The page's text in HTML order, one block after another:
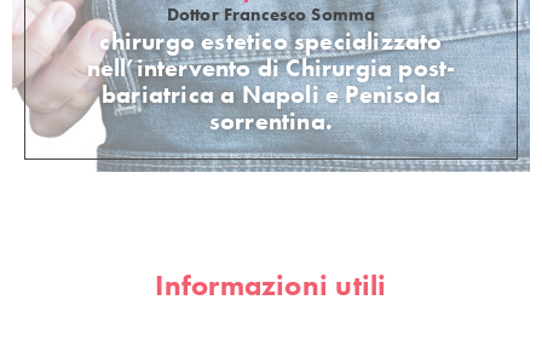
Dottor Francesco Somma
chirurgo estetico specializzato
nell’intervento diChirurgia post-
bariatrica a Napoli e Penisola
sorrentina.
Informazioni utili